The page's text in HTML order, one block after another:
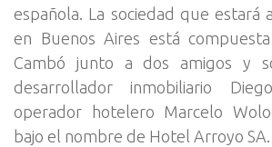
española. La sociedad que estará
en Buenos Aires está
Cambó junto a dos amigos y
desarrollador inmobiliario
operador hotelero Marcelo
bajo el nombre de Hotel Arroyo SA.